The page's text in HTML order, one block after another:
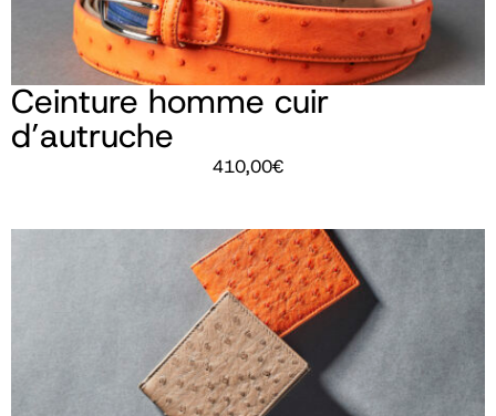
Ceinture homme cuir
d’autruche
410,00€